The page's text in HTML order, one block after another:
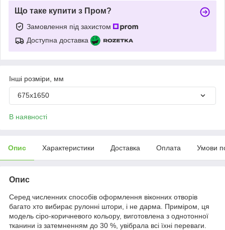
Що таке купити з Пром?
Замовлення під захистом
Доступна доставка
Інші розміри, мм
675x1650
В наявності
Опис Характеристики Доставка Оплата Умови
Опис
Серед численних способів оформлення віконних отворів
багато хто вибирає рулонні штори, і не дарма. Приміром, ця
модель сіро-коричневого кольору, виготовлена з однотонної
тканини із затемненням до 30 %, увібрала всі їхні переваги.